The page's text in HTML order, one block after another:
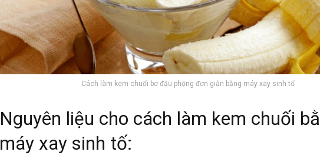
Cách làm kem chuối bơ đậu phộng đơn giản bằng máy xay sinh tố
Nguyên liệu cho cách làm kem chuối
máy xay sinh tố: